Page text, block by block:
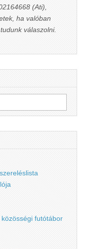
(Ati),
ha valóban
válaszolni.
futótábor